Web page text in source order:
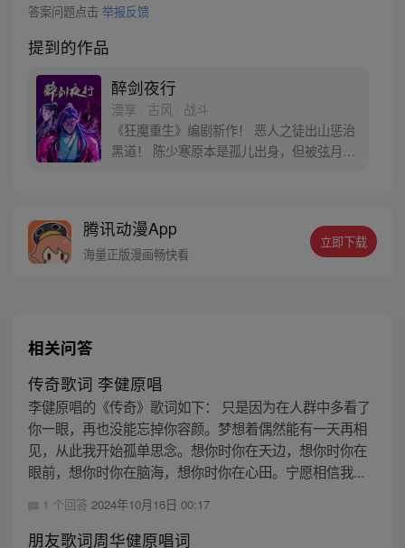
答案问题点击 举报反馈
提到的作品
醉剑夜行
漫享 · 古风 · 战斗
《狂魔重生》编剧新作！ 恶人之徒出山惩治
黑道！ 陈少寒原本是孤儿出身，但被弦月剑
少寒回到故乡，试图寻找弦月剑舞班的痕
迹，但剑舞班早已消失在了黑道手中!
腾讯动漫App
海量正版漫画畅快看
立即下载
相关问答
传奇歌词 李健原唱
李健原唱的《传奇》歌词如下： 只是因为在人群中多看了
你一眼，再也没能忘掉你容颜。梦想着偶然能有一天再相
见，从此我开始孤单思念。想你时你在天边，想你时你在
眼前，想你时你在脑海，想你时你在心田。宁愿相信我...
1 个回答 2024年10月16日 00:17
朋友歌词周华健原唱词